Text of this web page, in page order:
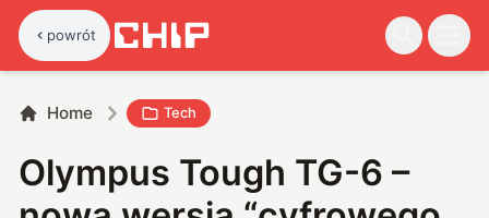
powrót
Home Tech
Olympus Tough TG-6 –